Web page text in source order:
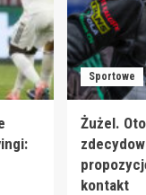
Sportowe
Żużel.
kontakt